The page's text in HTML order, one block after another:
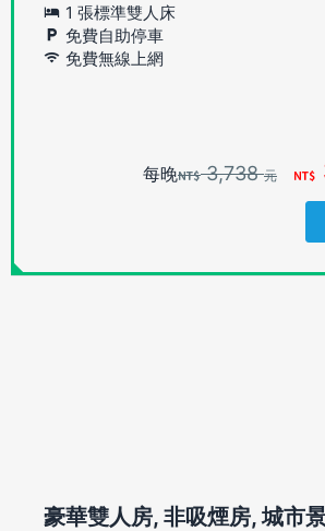
1 張標準雙人床
免費自助停車
免費無線上網
每晚 3,738元
豪華雙人房, 非吸煙房, 城市